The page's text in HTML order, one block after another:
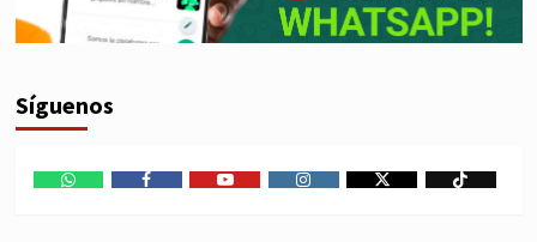
Síguenos